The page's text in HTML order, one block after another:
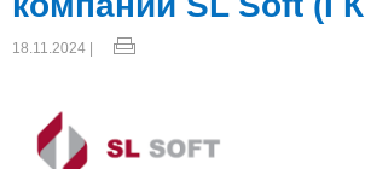
18.11.2024 |